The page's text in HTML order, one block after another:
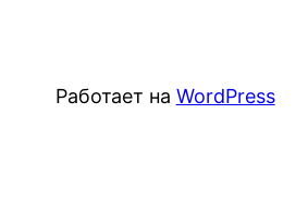
Работает на WordPress